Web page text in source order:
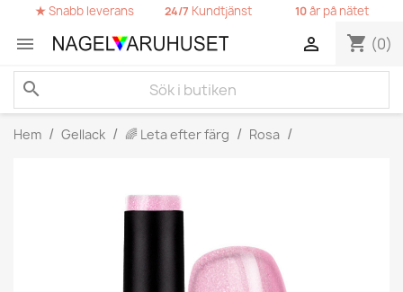
★Snabb leverans 24/7 Kundtjänst 10år på nätet
 shopping_cart (0)

search
Hem Gellack 🌈 Leta efter färg Rosa